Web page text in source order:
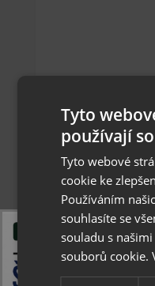
Tyto
používají
Tyto webové
cookie ke
Používáním
souhlasíte se
souladu s
souborů cookie.